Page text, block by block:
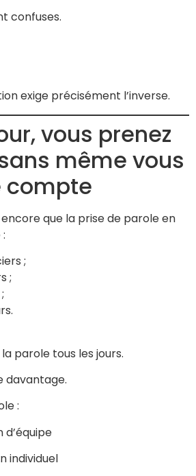
confuses.
exige précisément l’inverse.
vous prenez
même vous
compte
que la prise de parole en
;
;
parole tous les jours.
davantage.
:
d’équipe
individuel